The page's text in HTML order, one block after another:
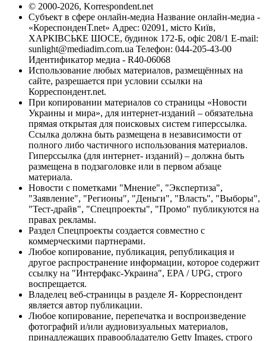
© 2000-2026, Korrespondent.net
Субъект в сфере онлайн-медиа Название онлайн-медиа -
«КореспонденТ.net» Адрес: 02091, місто Київ,
ХАРКІВСЬКЕ ШОСЕ, будинок 172-Б, офіс 208/1 E-mail:
sunlight@mediadim.com.ua Телефон: 044-205-43-00
Идентификатор медиа - R40-06068
Использование любых материалов, размещённых на
сайте, разрешается при условии ссылки на
Корреспондент.net.
При копировании материалов со страницы «Новости
Украины и мира», для интернет-изданий – обязательна
прямая открытая для поисковых систем гиперссылка.
Ссылка должна быть размещена в независимости от
полного либо частичного использования материалов.
Гиперссылка (для интернет- изданий) – должна быть
размещена в подзаголовке или в первом абзаце
материала.
Новости с пометками "Мнение", "Экспертиза",
"Заявление", "Регионы", "Деньги", "Власть", "Выборы",
"Тест-драйв", "Спецпроекты", "Промо" публикуются на
правах рекламы.
Раздел Спецпроекты создается совместно с
коммерческими партнерами.
Любое копирование, публикация, републикация и
другое распространение информации, которое содержит
ссылку на "Интерфакс-Украина", EPA / UPG, строго
воспрещается.
Владелец веб-страницы в разделе Я- Корреспондент
является автор публикации.
Любое копирование, перепечатка и воспроизведение
фотографий и/или аудиовизуальных материалов,
принадлежащих правообладателю Getty Images, строго